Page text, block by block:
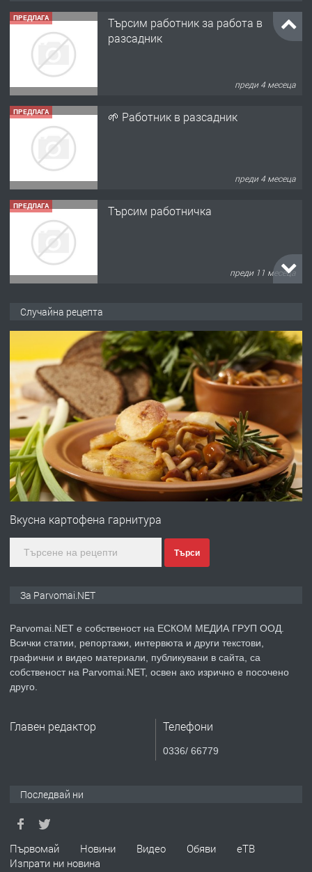
ПРЕДЛАГА
Търсим работник за работа в
разсадник
преди 4 месеца
ПРЕДЛАГА 🌱 Работник в разсадник
преди 4 месеца
ПРЕДЛАГА Търсим работничка
преди 11 месеца
преди 1 година
ПРЕДЛАГА Работа за общи работници
преди 1 година
ПРЕДЛАГА
Първи поход "По стъпките на Ангел
преди 1 година
ПРЕДЛАГА Уроци по Математика
ТЪРСИ
Случайна рецепта
Вкусна картофена гарнитура
Търси
За Parvomai.NET
Parvomai.NET е собственост на ЕСКОМ МЕДИА ГРУП ООД.
Всички статии, репортажи, интервюта и други текстови,
графични и видео материали, публикувани в сайта, са
собственост на Parvomai.NET, освен ако изрично е посочено
друго.
Главен редактор Телефони
0336/ 66779
Последвай ни
Първомай Новини Видео Обяви
еТВ
Изпрати ни новина